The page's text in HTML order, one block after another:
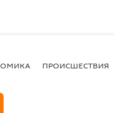
ПРОИСШЕСТВИЯ